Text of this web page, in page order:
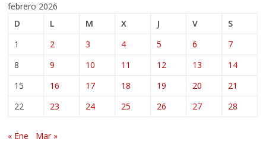
febrero 2026
D
L M X J V
S
1
2 3 4 5 6
7
8
9 10 11 12 13
14
15
16 17 18 19 20
21
22
23 24 25 26 27 28
« Ene Mar »